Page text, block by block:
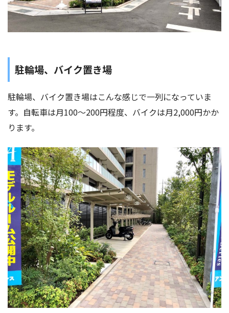
駐輪場、バイク置き場
駐輪場、バイク置き場はこんな感じで一列になっていま
す。自転車は月100〜200円程度、バイクは月2,000円かか
ります。